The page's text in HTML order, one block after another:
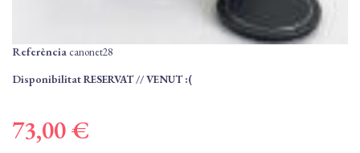
Referència canonet28
DisponibilitatRESERVAT // VENUT :(
73,00 €